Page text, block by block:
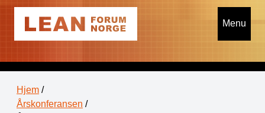
Menu
Hjem /
Årskonferansen /